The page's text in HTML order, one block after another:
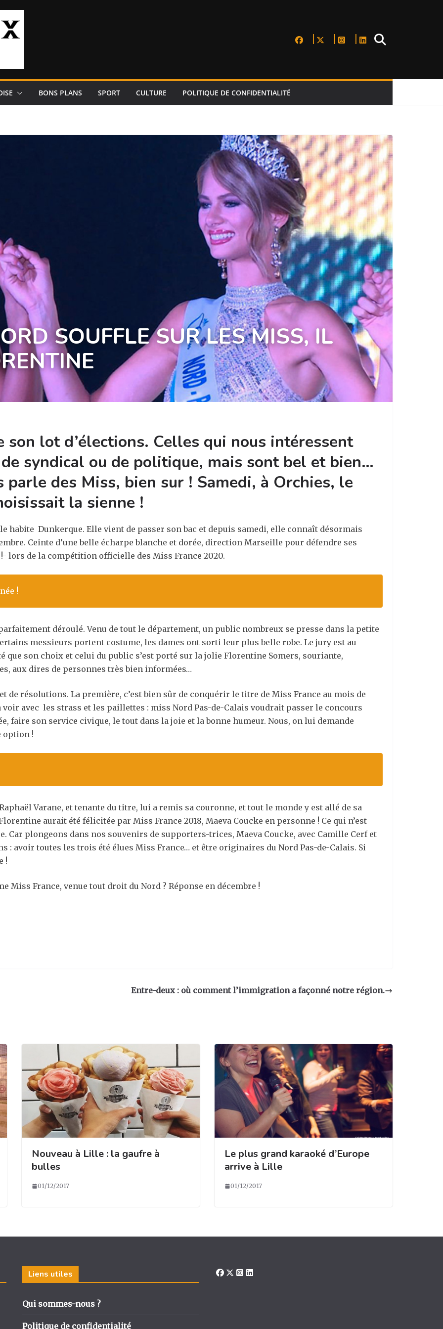
BONS PLANS SPORT CULTURE POLITIQUE DE CONFIDENTIALITÉ
SOUFFLE SUR LES MISS, IL
son lot d’élections. Celles qui nous intéressent
de syndical ou de politique, mais sont bel et bien…
des Miss, bien sur ! Samedi, à Orchies, le
la sienne !
habite Dunkerque. Elle vient de passer son bac et depuis samedi, elle connaît désormais
Ceinte d’une belle écharpe blanche et dorée, direction Marseille pour défendre ses
lors de la compétition officielle des Miss France 2020.
!
déroulé. Venu de tout le département, un public nombreux se presse dans la petite
messieurs portent costume, les dames ont sorti leur plus belle robe. Le jury est au
que son choix et celui du public s’est porté sur la jolie Florentine Somers, souriante,
aux dires de personnes très bien informées…
de résolutions. La première, c’est bien sûr de conquérir le titre de Miss France au mois de
voir avec les strass et les paillettes : miss Nord Pas-de-Calais voudrait passer le concours
faire son service civique, le tout dans la joie et la bonne humeur. Nous, on lui demande
option !
Varane, et tenante du titre, lui a remis sa couronne, et tout le monde y est allé de sa
aurait été félicitée par Miss France 2018, Maeva Coucke en personne ! Ce qui n’est
Car plongeons dans nos souvenirs de supporters-trices, Maeva Coucke, avec Camille Cerf et
: avoir toutes les trois été élues Miss France… et être originaires du Nord Pas-de-Calais. Si
!
Miss France, venue tout droit du Nord ? Réponse en décembre !
Entre-deux : où comment l’immigration a façonné notre région.
Nouveau à Lille : la gaufre à
bulles
01/12/2017
Le plus grand karaoké d’Europe
arrive à Lille
01/12/2017
Liens utiles
Qui sommes-nous ?
Politique de confidentialité